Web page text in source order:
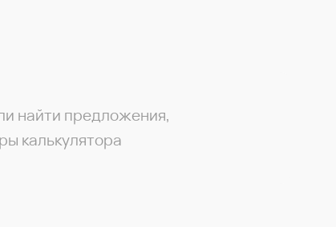
найти предложения,
калькулятора